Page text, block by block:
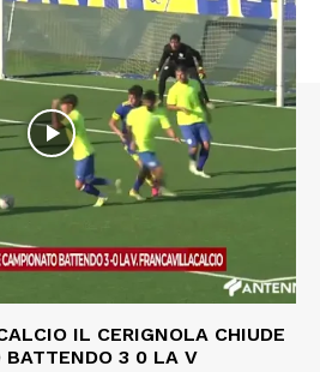
IL CERIGNOLA CHIUDE
BATTENDO 3 0 LA V